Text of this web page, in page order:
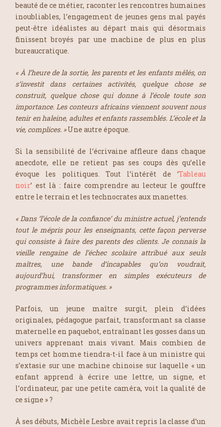
beauté de ce métier, raconter les rencontres humaines
inoubliables, l’engagement de jeunes gens mal payés
peut-être idéalistes au départ mais qui désormais
finissent broyés par une machine de plus en plus
bureaucratique.
« À l’heure de la sortie, les parents et les enfants mêlés, on
s’investit dans certaines activités, quelque chose se
construit, quelque chose qui donne à l’école toute son
importance. Les conteurs africains viennent souvent nous
tenir en haleine, adultes et enfants rassemblés. L’école et la
vie, complices. »Une autre époque.
Si la sensibilité de l’écrivaine affleure dans chaque
anecdote, elle ne retient pas ses coups dès qu’elle
évoque les politiques. Tout l’intérêt de ‘Tableau
noir’ est là : faire comprendre au lecteur le gouffre
entre le terrain et les technocrates aux manettes.
« Dans ‘l’école de la confiance’ du ministre actuel, j’entends
tout le mépris pour les enseignants, cette façon perverse
qui consiste à faire des parents des clients. Je connais la
vieille rengaine de l’échec scolaire attribué aux seuls
maîtres, une bande d’incapables qu’on voudrait,
aujourd’hui, transformer en simples exécuteurs de
programmes informatiques. »
Parfois, un jeune maître surgit, plein d’idées
originales, pédagogue parfait, transformant sa classe
maternelle en paquebot, entraînant les gosses dans un
univers apprenant mais vivant. Mais combien de
temps cet homme tiendra-t-il face à un ministre qui
s’extasie sur une machine chinoise sur laquelle «un
enfant apprend à écrire une lettre, un signe, et
l’ordinateur, par une petite caméra, voit la qualité de
ce signe » ?
À ses débuts, Michèle Lesbre avait repris la classe d’un